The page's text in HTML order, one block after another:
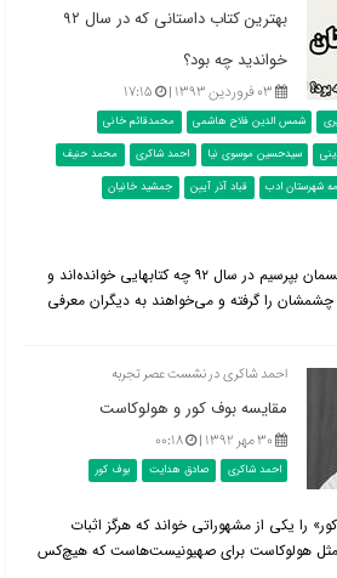
بهترین کتاب داستانی که در سال ۹۲
خواندید چه بود؟
۰۳ فروردین ۱۳۹۳ | ۱۷:۱۵
شمس الدین فلاح هاشمی
محمدقائم خانی
سیدحسین موسوی نیا احمد شاکری
محمد حنیف
شهرستان ادب قباد آذر آیین
جمشید خانیان
گفتیم از دوستان داستان‌نویسمان بپرسیم در سال ۹۲ چه کتابهایی خوانده‌اند و
را گرفته و می‌خواهند به دیگران معرفی
احمد شاکری در نشست عصر تجربه
مقایسه بوف کور و هولوکاست
۳۰ مهر ۱۳۹۲ | ۰۰:۱۸
احمد شاکری صادق هدایت بوف کور
را یکی از مشهوراتی خواند که هرگز اثبات
هولوکاست برای صهیونیست‌هاست که هیچ‌کس